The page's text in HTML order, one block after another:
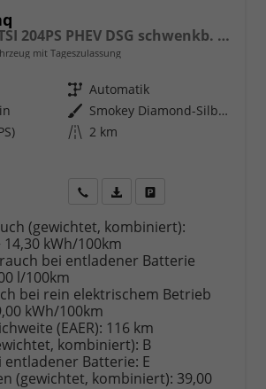
Sportline 1.5 TSI 204PS PHEV DSG schwenkb. AHK elektr. PanoDach HUD Alcantara PDC v+h 360°Kamera CANTON Sound Klimaautomatik Sitzheizung Lenkradheizung Navi Apple CarPlay Android Auto 2xKeyless 19"LM vollelektr. Reichweite 116KM
mit Tageszulassung
Getriebe Automatik
Außenfarbe
Smokey Diamond-Silber Metallic
Kilometerstand 2 km
anfordernDatei,
Fahrzeugexposé
drucken
drucken,
parken
oder
vergleichen
(gewichtet, kombiniert):
14,30 kWh/100km
bei entladener Batterie
l/100km
bei rein elektrischem Betrieb
kWh/100km
(EAER): 116 km
kombiniert): B
entladener Batterie: E
(gewichtet, kombiniert): 39,00